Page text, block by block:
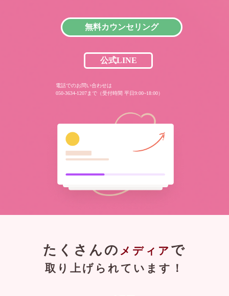
無料カウンセリング
公式LINE
電話でのお問い合わせは
050-3634-1207まで（受付時間 平日9:00~18:00）
たくさんの メディア で
取り上げられています！